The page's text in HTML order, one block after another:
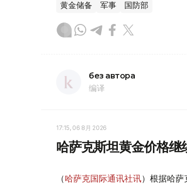
黄金储备 军事 国防部
без автора
编译
17:15, 06 8月 2026
哈萨克斯坦黄金价格继
（哈萨克国际通讯社讯）根据哈